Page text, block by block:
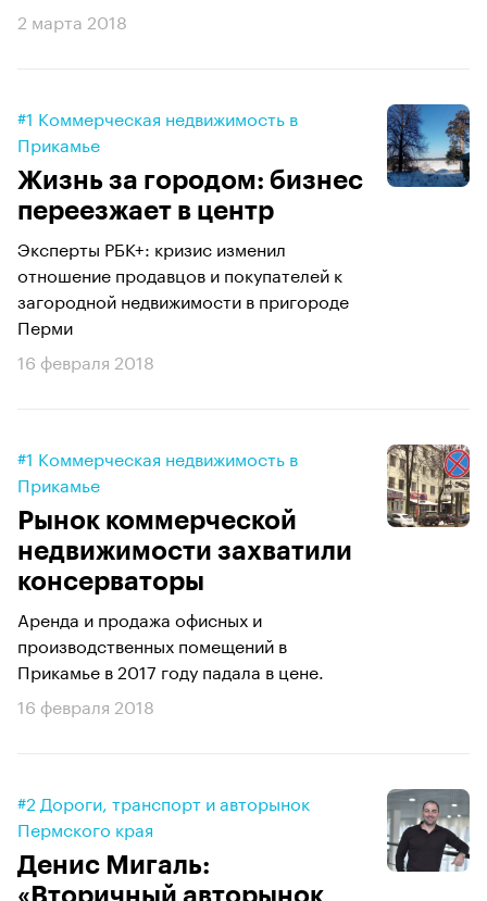
2 марта 2018
#1 Коммерческая недвижимость в
Прикамье
Жизнь за городом: бизнес
переезжает в центр
Эксперты РБК+: кризис изменил
отношение продавцов и покупателей к
загородной недвижимости в пригороде
Перми
16 февраля 2018
#1 Коммерческая недвижимость в
Прикамье
Рынок коммерческой
недвижимости захватили
консерваторы
Аренда и продажа офисных и
производственных помещений в
Прикамье в 2017 году падала в цене.
16 февраля 2018
#2 Дороги, транспорт и авторынок
Пермского края
Денис Мигаль:
«Вторичный авторынок